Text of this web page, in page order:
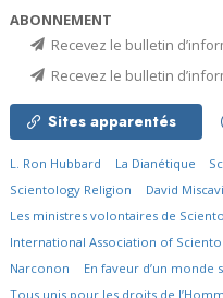
ABONNEMENT
Recevez le bulletin
Recevez le bulletin
Sites apparentés
L. Ron Hubbard La Dianétique
Scientology Religion
David
Les ministres volontaires de
International Association of
Narconon
En faveur d’un monde
Tous unis pour les droits de